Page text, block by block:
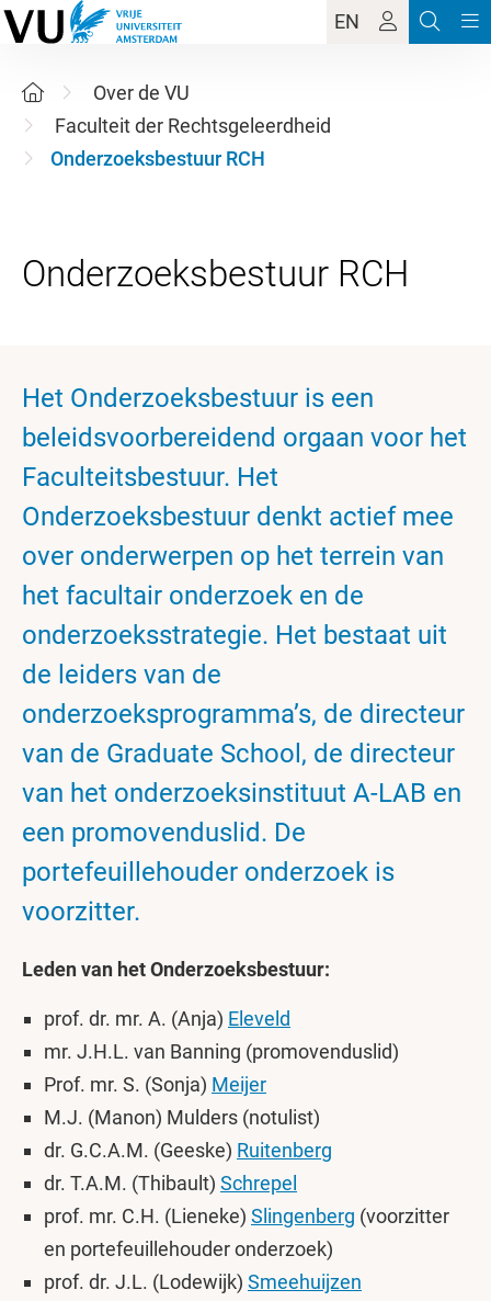
EN
Over de VU
Faculteit der Rechtsgeleerdheid
Onderzoeksbestuur RCH
Het Onderzoeksbestuur is een
beleidsvoorbereidend orgaan voor het
Faculteitsbestuur. Het
Onderzoeksbestuur denkt actief mee
over onderwerpen op het terrein van
het facultair onderzoek en de
onderzoeksstrategie. Het bestaat uit
de leiders van de
onderzoeksprogramma’s, de directeur
van de Graduate School, de directeur
van het onderzoeksinstituut A-LAB en
een promovenduslid. De
portefeuillehouder onderzoek is
voorzitter.
Leden van het Onderzoeksbestuur:
prof. dr. mr. A. (Anja) Eleveld
mr. J.H.L. van Banning (promovenduslid)
Prof. mr. S. (Sonja) Meijer
M.J. (Manon) Mulders (notulist)
dr. G.C.A.M. (Geeske) Ruitenberg
dr. T.A.M. (Thibault) Schrepel
prof. mr. C.H. (Lieneke) Slingenberg (voorzitter
en portefeuillehouder onderzoek)
prof. dr. J.L. (Lodewijk) Smeehuijzen